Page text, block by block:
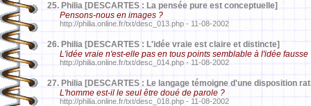
25. Philia [DESCARTES : La pensée pure est conceptuelle]
Pensons-nous en images ?
http://philia.online.fr/txt/desc_013.php - 11-08-2002
26. Philia [DESCARTES : L'idée vraie est claire et distincte]
L'idée vraie n'est-elle pas en tous points semblable à l'idée fausse
http://philia.online.fr/txt/desc_014.php - 11-08-2002
27. Philia [DESCARTES : Le langage témoigne d'une disposition
L'homme est-il le seul être doué de parole ?
http://philia.online.fr/txt/desc_018.php - 11-08-2002